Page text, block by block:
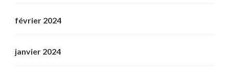
février 2024
janvier 2024